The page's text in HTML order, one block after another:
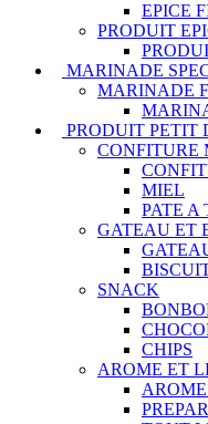
EPICE
PRODUIT
MARINADE
MARINADE
PRODUIT PETIT
CONFITURE
MIEL
PATE A
GATEAU ET
SNACK
CHIPS
AROME ET